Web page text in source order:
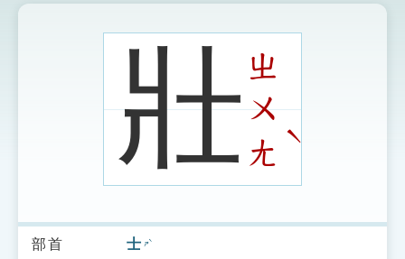
索引選單
示
圖
壯ㄓ
ㄨ
ㄤ
ˋ
部首 士 ㄕˋ